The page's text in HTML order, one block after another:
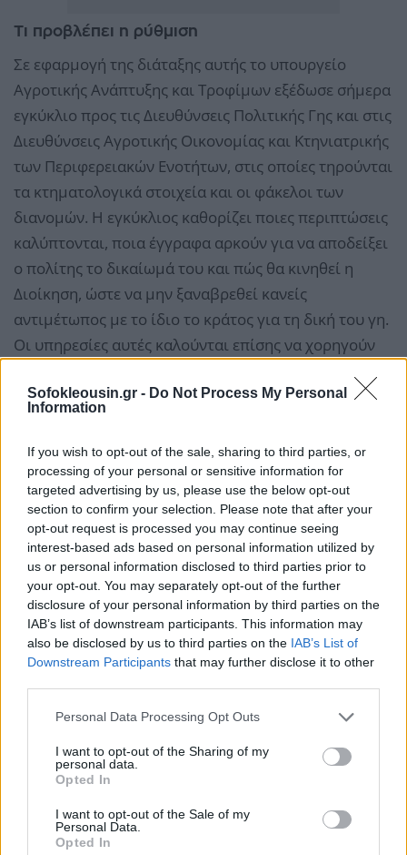
Sofokleousin.gr - Do Not Process My Personal
Information
If you wish to opt-out of the sale, sharing to third parties, or
processing of your personal or sensitive information for
targeted advertising by us, please use the below opt-out
section to confirm your selection. Please note that after your
opt-out request is processed you may continue seeing
interest-based ads based on personal information utilized by
us or personal information disclosed to third parties prior to
your opt-out. You may separately opt-out of the further
disclosure of your personal information by third parties on the
IAB’s list of downstream participants. This information may
also be disclosed by us to third parties on the IAB’s List of
Downstream Participants that may further disclose it to other
Personal Data Processing Opt Outs
I want to opt-out of the Sharing of my
personal data.
Opted In
I want to opt-out of the Sale of my
Personal Data.
Opted In
Τι προβλέπει η ρύθμιση
Σε εφαρμογή της διάταξης αυτής το υπουργείο
Αγροτικής Ανάπτυξης και Τροφίμων εξέδωσε σήμερα
εγκύκλιο προς τις Διευθύνσεις Πολιτικής Γης και στις
Διευθύνσεις Αγροτικής Οικονομίας και Κτηνιατρικής
των Περιφερειακών Ενοτήτων, στις οποίες τηρούνται
τα κτηματολογικά στοιχεία και οι φάκελοι των
διανομών. Η εγκύκλιος καθορίζει ποιες περιπτώσεις
καλύπτονται, ποια έγγραφα αρκούν για να αποδείξει
ο πολίτης το δικαίωμά του και πώς θα κινηθεί η
Διοίκηση, ώστε να μην ξαναβρεθεί κανείς
αντιμέτωπος με το ίδιο το κράτος για τη δική του γη.
Οι υπηρεσίες αυτές καλούνται επίσης να χορηγούν
πολίτης.